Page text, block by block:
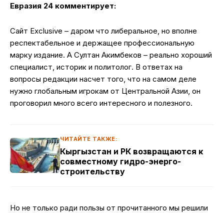
Евразия 24 комментирует:
Сайт Еxclusive – даром что либеральное, но вполне
респектабельное и держащее профессиональную
марку издание. А Султан Акимбеков – реально хороший
специалист, историк и политолог. В ответах на
вопросы редакции насчет того, что на самом деле
нужно глобальным игрокам от Центральной Азии, он
проговорил много всего интересного и полезного.
ЧИТАЙТЕ ТАКЖЕ:
Кыргызстан и РК возвращаются к
совместному гидро-энерго-
строительству
Но не только ради пользы от прочитанного мы решили